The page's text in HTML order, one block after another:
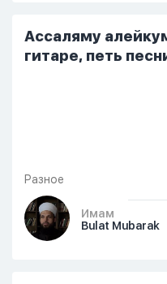
Ассаляму
гитаре, петь
Разное
Имам
Bulat Mubarak